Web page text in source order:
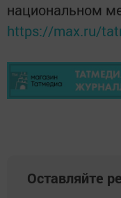
национальном
https://max.ru/
Оставляйте